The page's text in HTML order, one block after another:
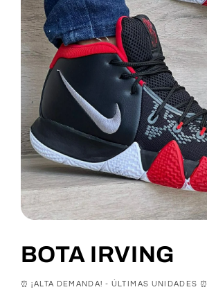
BOTA IRVING
⏰ ¡ALTA DEMANDA! - ÚLTIMAS UNIDADES ⏰